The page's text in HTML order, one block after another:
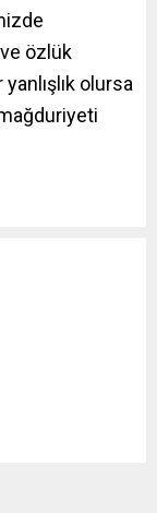
özlük
olursa